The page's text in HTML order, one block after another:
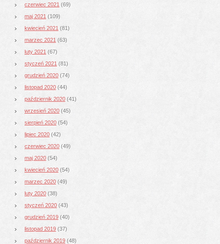
czerwiec 2021 (69)
maj 2021 (109)
kwiecień 2021 (81)
marzec 2021 (63)
luty 2021 (67)
styczeń 2021 (81)
grudzień 2020 (74)
listopad 2020 (44)
październik 2020 (41)
wrzesień 2020 (45)
sierpień 2020 (54)
lipiec 2020 (42)
czerwiec 2020 (49)
maj 2020 (54)
kwiecień 2020 (54)
marzec 2020 (49)
luty 2020 (38)
styczeń 2020 (43)
grudzień 2019 (40)
listopad 2019 (37)
październik 2019 (48)